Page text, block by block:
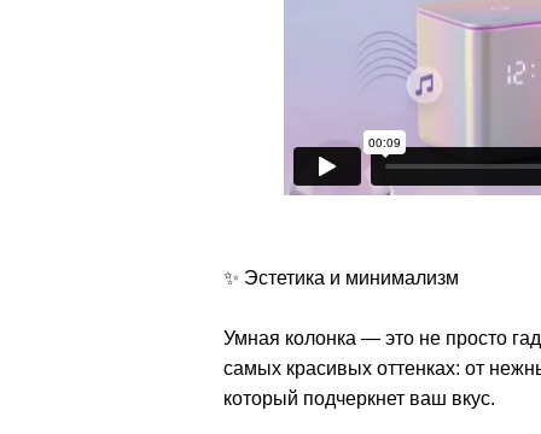
✨ Эстетика и минимализм
Умная колонка — это не просто
самых красивых оттенках: от
который подчеркнет ваш вкус.